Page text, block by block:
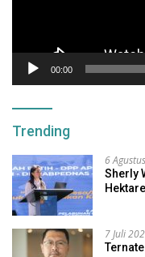
00:00
Trending
6
Sherly
7 Juli